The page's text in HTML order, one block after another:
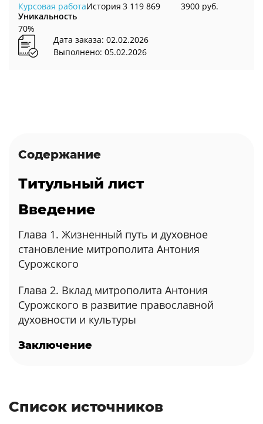
Курсовая работаИстория 3 119 869
3900 руб.
Уникальность
70%
Дата заказа: 02.02.2026
Выполнено: 05.02.2026
Содержание
Титульный лист
Введение
Глава 1. Жизненный путь и духовное
становление митрополита Антония
Сурожского
Глава 2. Вклад митрополита Антония
Сурожского в развитие православной
духовности и культуры
Заключение
Список источников